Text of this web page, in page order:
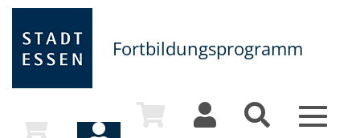
Fortbildungsprogramm
Toggle